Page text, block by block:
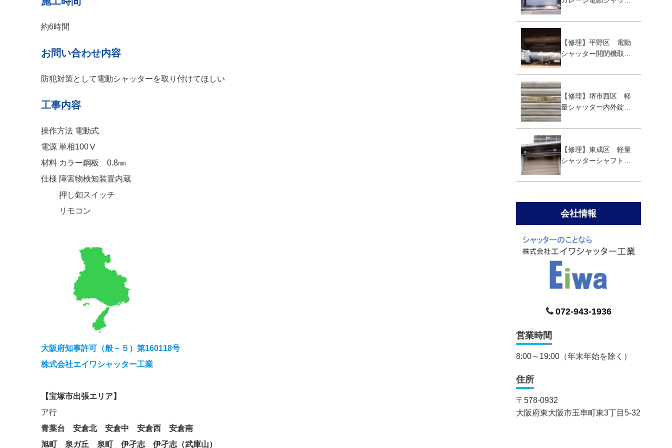
約6時間
お問い合わせ内容
防犯対策として電動シャッターを取り付けてほしい
工事内容
操作方法 電動式
電源 単相100Ⅴ
材料 カラー鋼板 0.8㎜
仕様 障害物検知装置内蔵
押し釦スイッチ
リモコン
大阪府知事許可（般－５）第160118号
株式会社エイワシャッター工業
【宝塚市出張エリア】
ア行
青葉台
安倉北 安倉中 安倉西
安倉南
旭町
泉ガ丘 泉町 伊孑志 伊孑志（武庫山）
【修理】平野区 電動
シャッター開閉機取替
【修理】堺市西区 軽
量シャッター内外錠取
【修理】東成区 軽量
シャッターシャフト取
会社情報
072-943-1936
営業時間
8:00～19:00（年末年始を除く）
住所
〒 578-0932
大阪府東大阪市玉串町東3丁目5-32